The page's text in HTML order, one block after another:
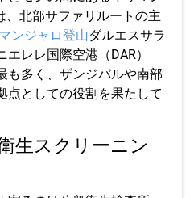
、北部サファリルートの主
ンジャロ登山ダルエスサラ
レレ国際空港（DAR）
も多く、ザンジバルや南部
点としての役割を果たして
生スクリーニン